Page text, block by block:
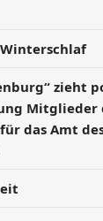
zieht
das Amt